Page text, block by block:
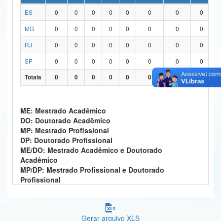
Ministério da Ciência, Tecnologia, Inovações e Comunicações
Ministério do Meio Ambiente
Ministério do Turismo
Ministério do Desenvolvimento Regional
Ministério da Mulher, da Família e dos Direitos Humanos
Secretaria-Geral
Secretaria de Governo
Gabinete de Segurança Institucional
ES
0 0 0 0 0 0 0 0
MG
0 0 0 0 0 0 0 0
RJ
0 0 0 0 0 0 0 0
SP
0 0 0 0 0 0 0 0
Totais
0 0 0 0 0 0 0 0
ME: Mestrado Acadêmico
DO: Doutorado Acadêmico
MP: Mestrado Profissional
DP: Doutorado Profissional
ME/DO: Mestrado Acadêmico e Doutorado
Acadêmico
MP/DP: Mestrado Profissional e Doutorado
Profissional
Gerar arquivo XLS